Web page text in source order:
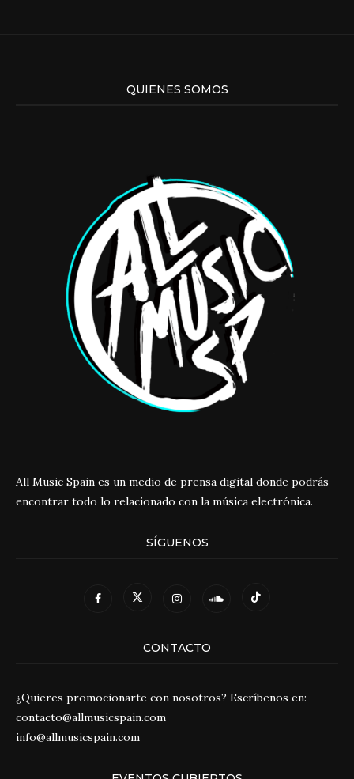
QUIENES SOMOS
All Music Spain es un medio de prensa digital donde podrás
encontrar todo lo relacionado con la música electrónica.
SÍGUENOS
CONTACTO
¿Quieres promocionarte con nosotros? Escríbenos en:
contacto@allmusicspain.com
info@allmusicspain.com